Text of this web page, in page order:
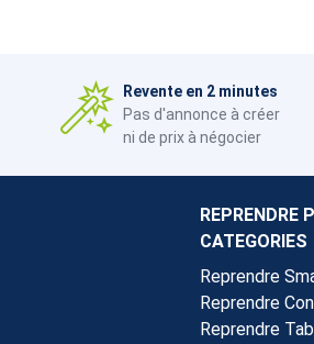
Revente en 2 minutes
Pas d'annonce à créer
ni de prix à négocier
REPRENDRE
CATEGORIES
Reprendre
Reprendre
Reprendre